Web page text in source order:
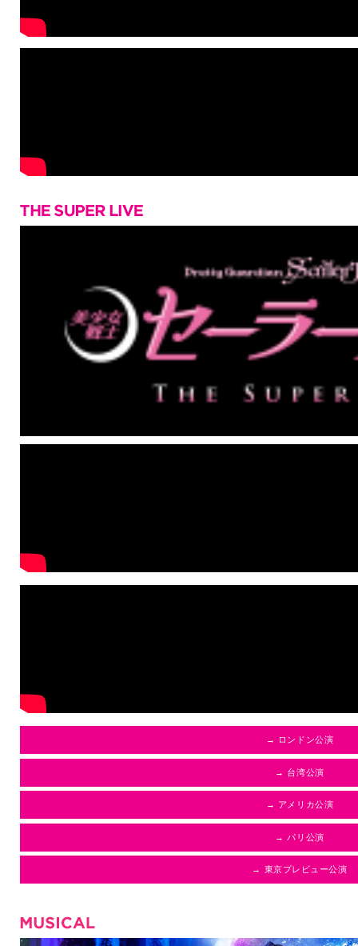
→ ロンドン公演
→ 台湾公演
→ アメリカ公演
→ パリ公演
→ 東京プレビュー公演